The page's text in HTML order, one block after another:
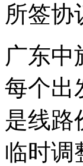
所签协
广东中
每个出
是线路
临时调